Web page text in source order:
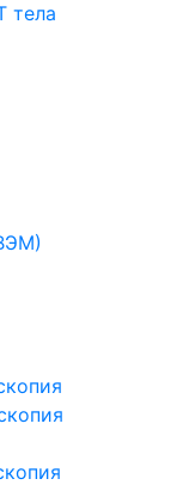
тела